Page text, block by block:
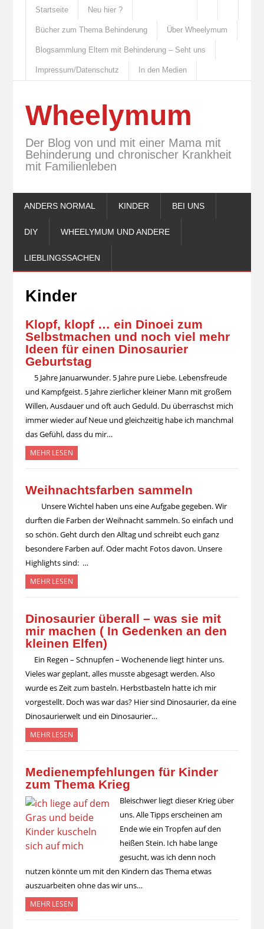
Startseite Neu hier ?
Bücher zum Thema Behinderung Über Wheelymum
Blogsammlung Eltern mit Behinderung – Seht uns
Impressum/Datenschutz In den Medien
Wheelymum
Der Blog von und mit einer Mama mit
Behinderung und chronischer Krankheit
mit Familienleben
ANDERS NORMAL KINDER BEI UNS
DIY WHEELYMUM UND ANDERE
LIEBLINGSSACHEN
Kinder
Klopf, klopf … ein Dinoei zum
Selbstmachen und noch viel mehr
Ideen für einen Dinosaurier
Geburtstag
5 Jahre Januarwunder. 5 Jahre pure Liebe. Lebensfreude
und Kampfgeist. 5 Jahre zierlicher kleiner Mann mit großem
Willen, Ausdauer und oft auch Geduld. Du überraschst mich
immer wieder auf Neue und gleichzeitig habe ich manchmal
das Gefühl, dass du mir…
MEHR LESEN
Weihnachtsfarben sammeln
Unsere Wichtel haben uns eine Aufgabe gegeben. Wir
durften die Farben der Weihnacht sammeln. So einfach und
so schön. Geht durch den Alltag und schreibt euch ganz
besondere Farben auf. Oder macht Fotos davon. Unsere
Highlights sind: …
MEHR LESEN
Dinosaurier überall – was sie mit
mir machen ( In Gedenken an den
kleinen Elfen)
Ein Regen – Schnupfen – Wochenende liegt hinter uns.
Vieles war geplant, alles musste abgesagt werden. Also
wurde es Zeit zum basteln. Herbstbasteln hatte ich mir
vorgestellt. Doch was war das? Hier sind Dinosaurier, da eine
Dinosaurierwelt und ein Dinosaurier…
MEHR LESEN
Medienempfehlungen für Kinder
zum Thema Krieg
Bleischwer liegt dieser Krieg über
uns. Alle Tipps erscheinen am
Ende wie ein Tropfen auf den
heißen Stein. Ich habe lange
gesucht, was ich denn noch
nutzen könnte um mit den Kindern das Thema etwas
auszuarbeiten ohne das wir uns…
MEHR LESEN